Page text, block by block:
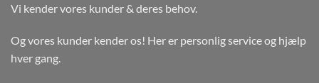
Vi kender vores kunder & deres behov.
Og vores kunder kender os! Her er personlig service og hjælp
hver gang.